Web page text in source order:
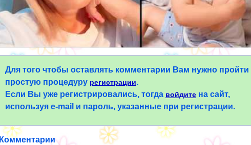
Для того чтобы оставлять комментарии Вам нужно пройти
простую процедуру регистрации.
Если Вы уже регистрировались, тогда войдите на сайт,
используя e-mail и пароль, указанные при регистрации.
Комментарии